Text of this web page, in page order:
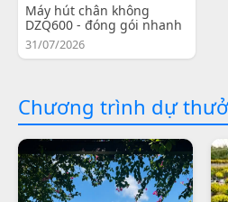
Máy hút chân không
DZQ600 - đóng gói nhanh
31/07/2026
Chương trình dự